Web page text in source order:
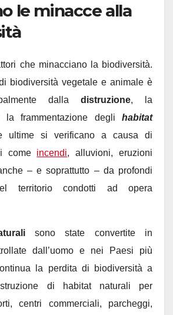
le minacce alla
che minacciano la biodiversità.
biodiversità vegetale e animale è
dalla distruzione, la
la frammentazione degli habitat
ultime si verificano a causa di
come incendi, alluvioni, eruzioni
– e soprattutto – da profondi
territorio condotti ad opera
sono state convertite in
dall’uomo e nei Paesi più
la perdita di biodiversità a
di habitat naturali per
centri commerciali, parcheggi,